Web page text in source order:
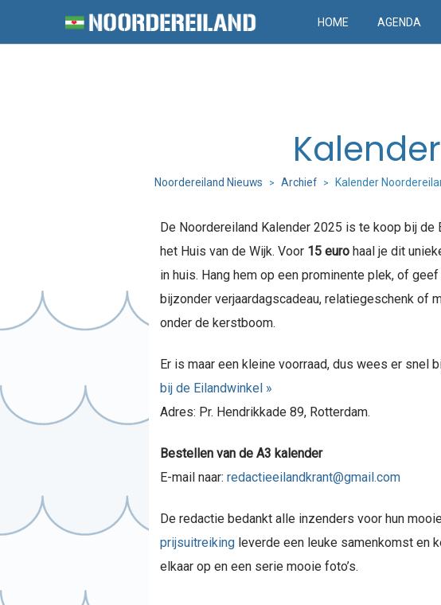
HOME AGENDA
Noordereiland Nieuws > Archief > Kalender
De Noordereiland Kalender 2025 is te koop bij de
het Huis van de Wijk. Voor 15 eurohaal je dit
in huis. Hang hem op een prominente plek, of geef
bijzonder verjaardagscadeau, relatiegeschenk of
onder de kerstboom.
Er is maar een kleine voorraad, dus wees er snel
bij de Eilandwinkel »
Adres: Pr. Hendrikkade 89, Rotterdam.
Bestellen van de A3 kalender
E-mail naar: redactieeilandkrant@gmail.com
De redactie bedankt alle inzenders voor hun
prijsuitreikingleverde een leuke samenkomst en
elkaar op en een serie mooie foto’s.